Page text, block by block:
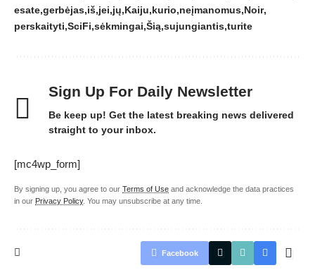
esate gerbėjas iš jei jų Kaiju kurio neįmanomus Noir
perskaityti SciFi sėkmingai Šią sujungiantis turite
Sign Up For Daily Newsletter
Be keep up! Get the latest breaking news delivered
straight to your inbox.
[mc4wp_form]
By signing up, you agree to our Terms of Use and acknowledge the data practices
in our Privacy Policy. You may unsubscribe at any time.
Facebook